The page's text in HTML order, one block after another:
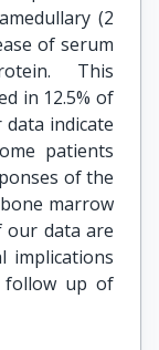
(2
of serum
This
in 12.5% of
data indicate
patients
of the
marrow
our data are
implications
follow up of